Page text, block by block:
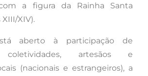
a figura da Rainha Santa
XIV).
aberto à participação de
coletividades, artesãos e
(nacionais e estrangeiros), a